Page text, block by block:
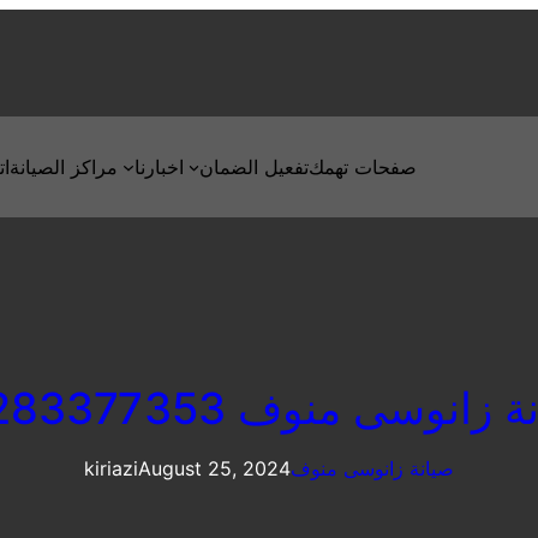
مراكز الصيانة اخبارنا تفعيل الضمانصفحات تهمك
منوف 01283377353
kiriaziAugust 25, 2024صيانة زانوسى منوف